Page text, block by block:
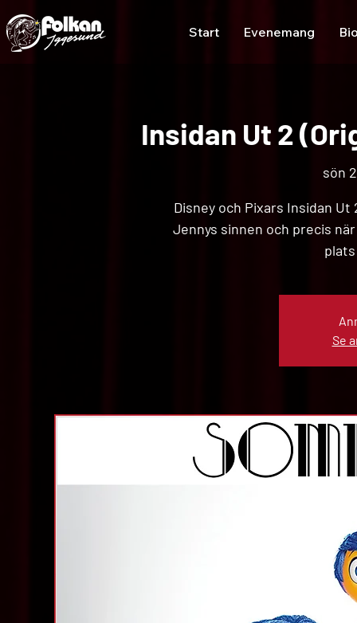
Start Evenemang
Insidan Ut 2
sön
Disney och Pixars Insidan
Jennys sinnen och precis
Se